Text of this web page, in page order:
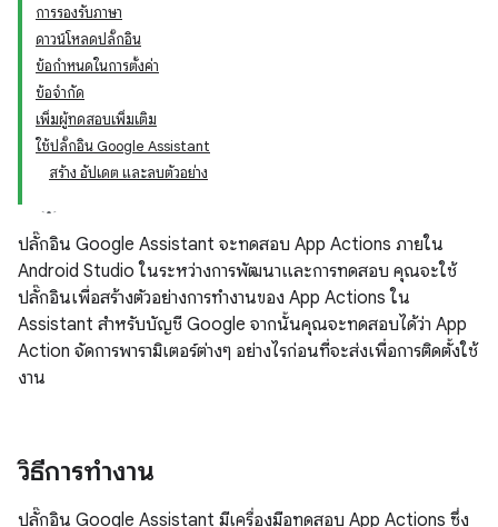
การรองรับภาษา
ดาวน์โหลดปลั๊กอิน
ข้อกำหนดในการตั้งค่า
ข้อจำกัด
เพิ่มผู้ทดสอบเพิ่มเติม
ใช้ปลั๊กอิน Google Assistant
สร้าง อัปเดต และลบตัวอย่าง
ปลั๊กอิน Google Assistant จะทดสอบ App Actions ภายใน
Android Studio ในระหว่างการพัฒนาและการทดสอบ คุณจะใช้
ปลั๊กอินเพื่อสร้างตัวอย่างการทำงานของ App Actions ใน
Assistant สำหรับบัญชี Google จากนั้นคุณจะทดสอบได้ว่า App
Action จัดการพารามิเตอร์ต่างๆ อย่างไรก่อนที่จะส่งเพื่อการติดตั้งใช้
งาน
วิธีการทำงาน
ปลั๊กอิน Google Assistant มีเครื่องมือทดสอบ App Actions ซึ่ง